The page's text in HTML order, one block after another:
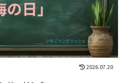
2026.07.20